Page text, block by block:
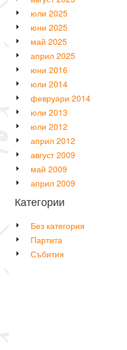
юли 2025
юни 2025
май 2025
април 2025
юни 2016
юли 2014
февруари 2014
юли 2013
юли 2012
април 2012
август 2009
май 2009
април 2009
Категории
Без категория
Партита
Събития